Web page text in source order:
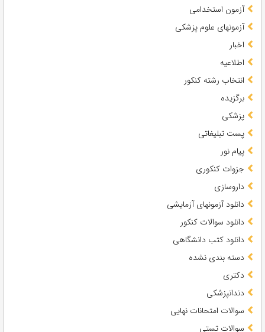
آزمون استخدامی
آزمونهای علوم پزشکی
اخبار
اطلاعیه
انتخاب رشته کنکور
برگزیده
پزشکی
پست تبلیغاتی
پیام نور
جزوات کنکوری
داروسازی
دانلود آزمونهای آزمایشی
دانلود سوالات کنکور
دانلود کتب دانشگاهی
دسته بندی نشده
دکتری
دندانپزشکی
سوالات امتحانات نهایی
سوالات تستی